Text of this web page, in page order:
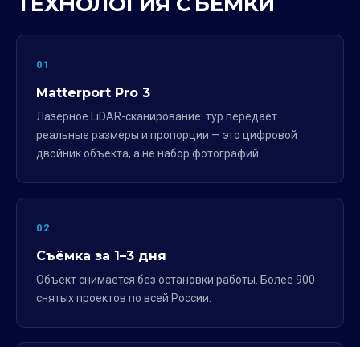
01
Matterport Pro 3
Лазерное LiDAR-сканирование: тур передаёт
реальные размеры и пропорции — это цифровой
двойник объекта, а не набор фотографий.
02
Съёмка за 1–3 дня
Объект снимается без остановки работы. Более 900
снятых проектов по всей России.